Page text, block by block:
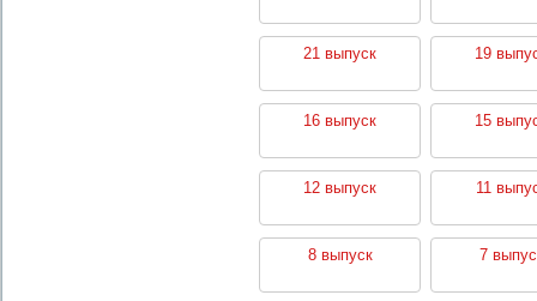
21 выпуск 19
16 выпуск 15
12 выпуск 11
8 выпуск 7